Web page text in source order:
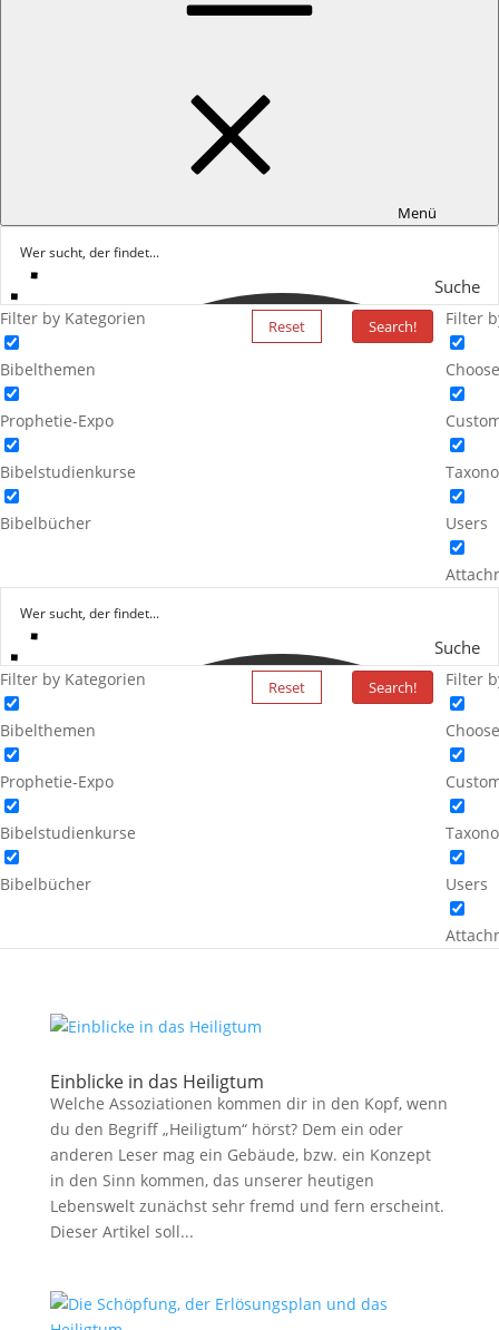
Menü
Suche
Filter by Kategorien
Bibelthemen
Prophetie-Expo
Bibelstudienkurse
Bibelbücher
Reset Search! Filter
Users
Suche
Filter by Kategorien
Bibelthemen
Prophetie-Expo
Bibelstudienkurse
Bibelbücher
Reset Search! Filter
Users
Einblicke in das Heiligtum
Welche Assoziationen kommen dir in den Kopf, wenn
du den Begriff „Heiligtum“ hörst? Dem ein oder
anderen Leser mag ein Gebäude, bzw. ein Konzept
in den Sinn kommen, das unserer heutigen
Lebenswelt zunächst sehr fremd und fern erscheint.
Dieser Artikel soll...